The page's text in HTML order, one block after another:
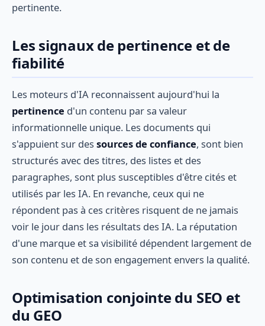
pertinente.
Les signaux de pertinence et de
fiabilité
Les moteurs d'IA reconnaissent aujourd'hui la
pertinence d'un contenu par sa valeur
informationnelle unique. Les documents qui
s'appuient sur des sources de confiance, sont bien
structurés avec des titres, des listes et des
paragraphes, sont plus susceptibles d'être cités et
utilisés par les IA. En revanche, ceux qui ne
répondent pas à ces critères risquent de ne jamais
voir le jour dans les résultats des IA. La réputation
d'une marque et sa visibilité dépendent largement de
son contenu et de son engagement envers la qualité.
Optimisation conjointe du SEO et
du GEO